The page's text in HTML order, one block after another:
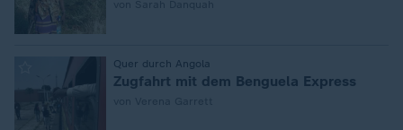
Quer durch Angola
Zugfahrt mit dem Benguela Express